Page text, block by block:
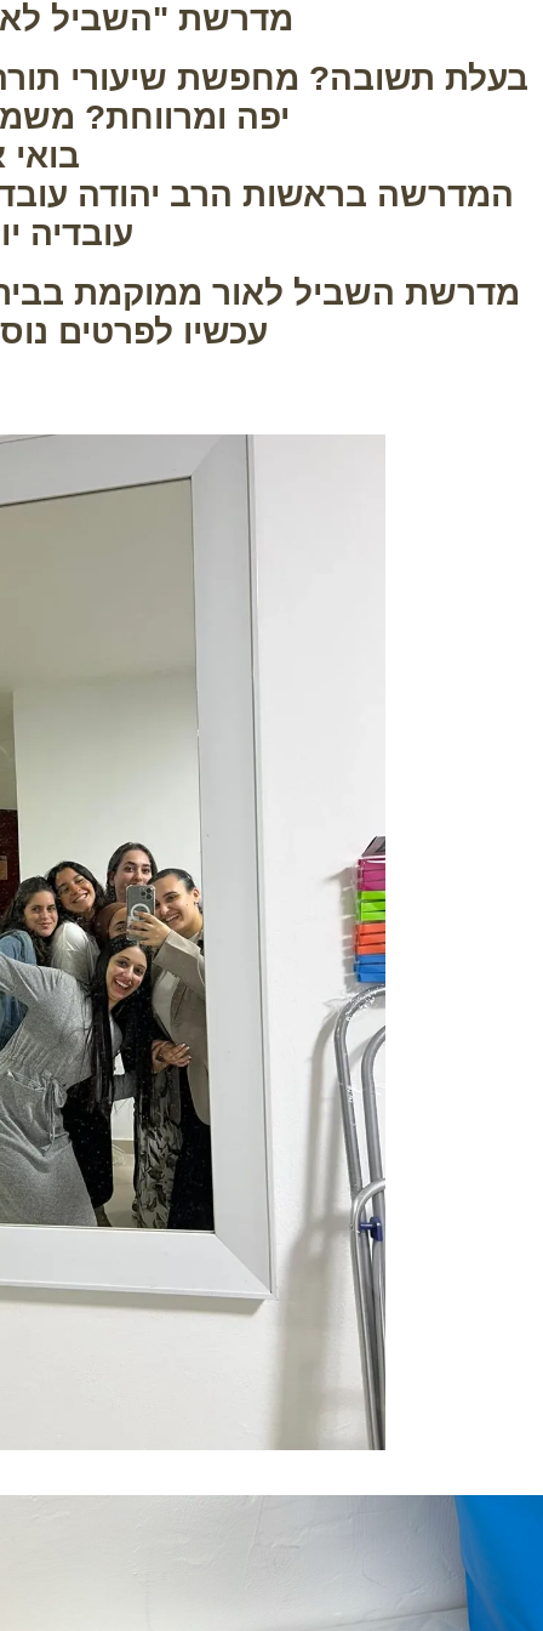
מדרשת "השביל
בעלת תשובה? מחפשת שיעורי תורה
יפה ומרווחת?
בואי
המדרשה בראשות הרב יהודה
עובדיה
מדרשת השביל לאור ממוקמת
עכשיו לפרטים נוספים